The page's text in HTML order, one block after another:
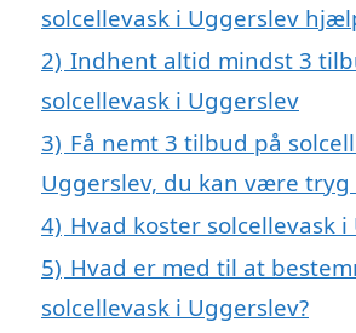
solcellevask i Uggerslev
2) Indhent altid mindst 3
solcellevask i Uggerslev
3) Få nemt 3 tilbud på
Uggerslev, du kan være tryg
4) Hvad koster solcellevask i
5) Hvad er med til at
solcellevask i Uggerslev?